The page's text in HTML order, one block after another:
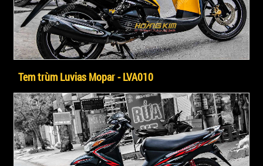
Tem trùm Luvias Mopar - LVA010